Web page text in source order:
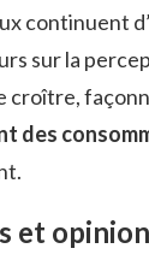
continuent
sur la
croître,
des
et